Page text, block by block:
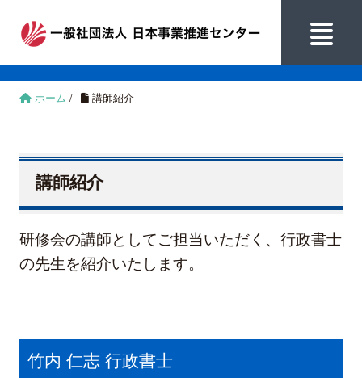
ホーム / 講師紹介
講師紹介
研修会の講師としてご担当いただく、行政書士
の先生を紹介いたします。
竹内 仁志 行政書士